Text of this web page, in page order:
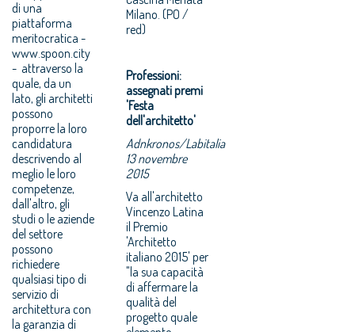
di una
piattaforma
meritocratica -
www.spoon.city
- attraverso la
quale, da un
lato, gli architetti
possono
proporre la loro
candidatura
descrivendo al
meglio le loro
competenze,
dall'altro, gli
studi o le aziende
del settore
possono
richiedere
qualsiasi tipo di
servizio di
architettura con
la garanzia di
Milano. (PO /
red)
Professioni:
assegnati premi
'Festa
dell'architetto'
Adnkronos/Labitalia
13 novembre
2015
Va all'architetto
Vincenzo Latina
il Premio
'Architetto
italiano 2015' per
"la sua capacità
di affermare la
qualità del
progetto quale